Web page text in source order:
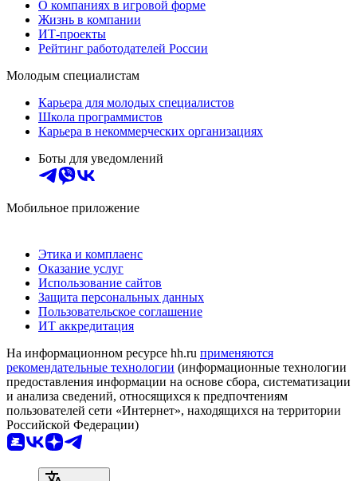
О компаниях в игровой форме
Жизнь в компании
ИТ-проекты
Рейтинг работодателей России
Молодым специалистам
Карьера для молодых специалистов
Школа программистов
Карьера в некоммерческих организациях
Боты для уведомлений
Мобильное приложение
Этика и комплаенс
Оказание услуг
Использование сайтов
Защита персональных данных
Пользовательское соглашение
ИТ аккредитация
На информационном ресурсе hh.ru применяются
рекомендательные технологии (информационные технологии
предоставления информации на основе сбора, систематизации
и анализа сведений, относящихся к предпочтениям
пользователей сети «Интернет», находящихся на территории
Российской Федерации)